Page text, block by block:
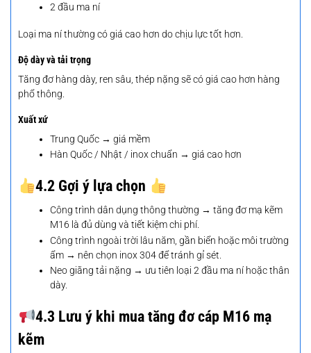
2 đầu ma ní
Loại ma ní thường có giá cao hơn do chịu lực tốt hơn.
Độ dày và tải trọng
Tăng đơ hàng dày, ren sâu, thép nặng sẽ có giá cao hơn hàng
phổ thông.
Xuất xứ
Trung Quốc → giá mềm
Hàn Quốc / Nhật / inox chuẩn → giá cao hơn
4.2 Gợi ý lựa chọn
Công trình dân dụng thông thường → tăng đơ mạ kẽm
M16 là đủ dùng và tiết kiệm chi phí.
Công trình ngoài trời lâu năm, gần biển hoặc môi trường
ẩm → nên chọn inox 304 để tránh gỉ sét.
Neo giằng tải nặng → ưu tiên loại 2 đầu ma ní hoặc thân
dày.
4.3 Lưu ý khi mua tăng đơ cáp M16 mạ
kẽm